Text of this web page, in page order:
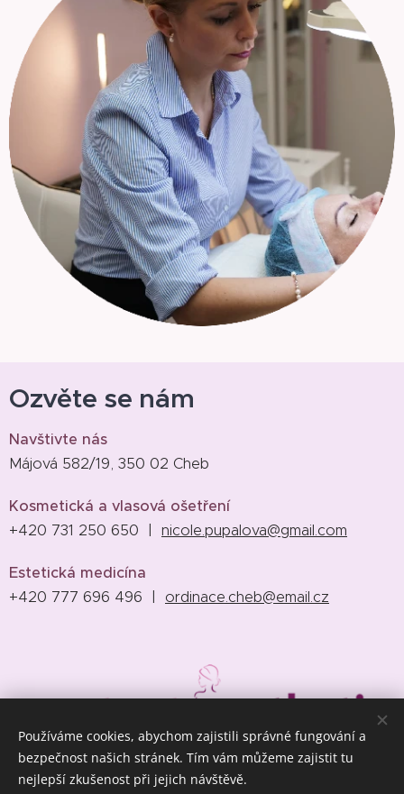
Ozvěte se nám
Navštivte nás
Májová 582/19, 350 02 Cheb
Kosmetická a vlasová ošetření
+420 731 250 650 | nicole.pupalova@gmail.com
Estetická medicína
+420 777 696 496 | ordinace.cheb@email.cz
Svěřte se do rukou opravdových profesionálů.
Používáme cookies, abychom zajistili správné fungování a
bezpečnost našich stránek. Tím vám můžeme zajistit tu
nejlepší zkušenost při jejich návštěvě.